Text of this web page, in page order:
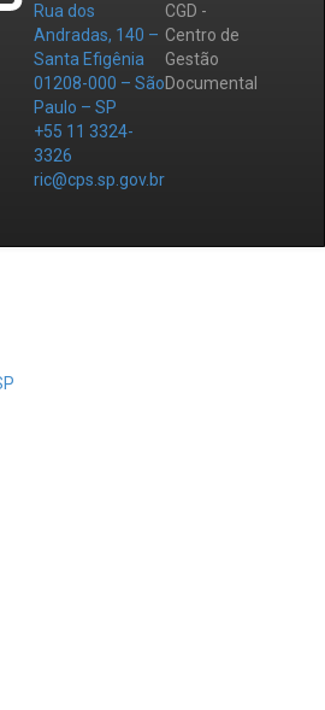
Rua dos
Andradas, 140 –
Santa Efigênia
01208-000 – São
Paulo – SP
+55 11 3324-
3326
ric@cps.sp.gov.br
CGD -
Centro de
Gestão
Documental